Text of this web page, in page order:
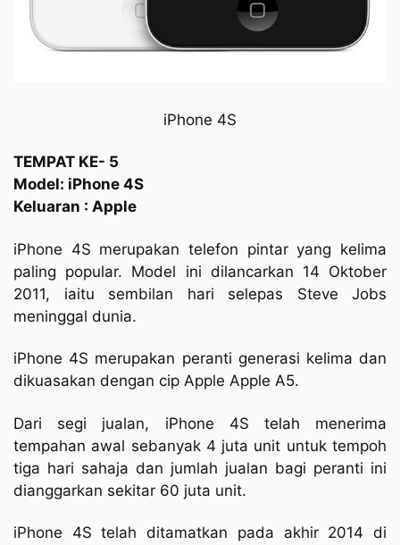
iPhone 4S
TEMPAT KE- 5
Model: iPhone 4S
Keluaran : Apple
iPhone 4S merupakan telefon pintar yang kelima
paling popular. Model ini dilancarkan 14 Oktober
2011, iaitu sembilan hari selepas Steve Jobs
meninggal dunia.
iPhone 4S merupakan peranti generasi kelima dan
dikuasakan dengan cip Apple Apple A5.
Dari segi jualan, iPhone 4S telah menerima
tempahan awal sebanyak 4 juta unit untuk tempoh
tiga hari sahaja dan jumlah jualan bagi peranti ini
dianggarkan sekitar 60 juta unit.
iPhone 4S telah ditamatkan pada akhir 2014 di